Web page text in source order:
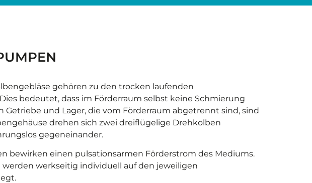
gehören zu den trocken laufenden
bedeutet, dass im Förderraum selbst keine Schmierung
Getriebe und Lager, die vom Förderraum abgetrennt sind, sind
drehen sich zwei dreiflügelige Drehkolben
gegeneinander.
bewirken einen pulsationsarmen Förderstrom des Mediums.
werden werkseitig individuell auf den jeweiligen